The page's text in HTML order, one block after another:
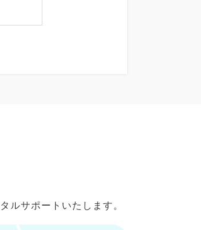
ルサポートいたします。